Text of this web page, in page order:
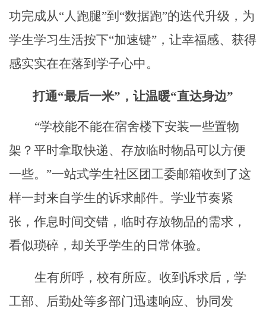
功完成从“人跑腿”到“数据跑”的迭代升级，为
学生学习生活按下“加速键”，让幸福感、获得
感实实在在落到学子心中。
打通“最后一米”，让温暖“直达身边”
“学校能不能在宿舍楼下安装一些置物
架？平时拿取快递、存放临时物品可以方便
一些。”一站式学生社区团工委邮箱收到了这
样一封来自学生的诉求邮件。学业节奏紧
张，作息时间交错，临时存放物品的需求，
看似琐碎，却关乎学生的日常体验。
生有所呼，校有所应。收到诉求后，学
工部、后勤处等多部门迅速响应、协同发